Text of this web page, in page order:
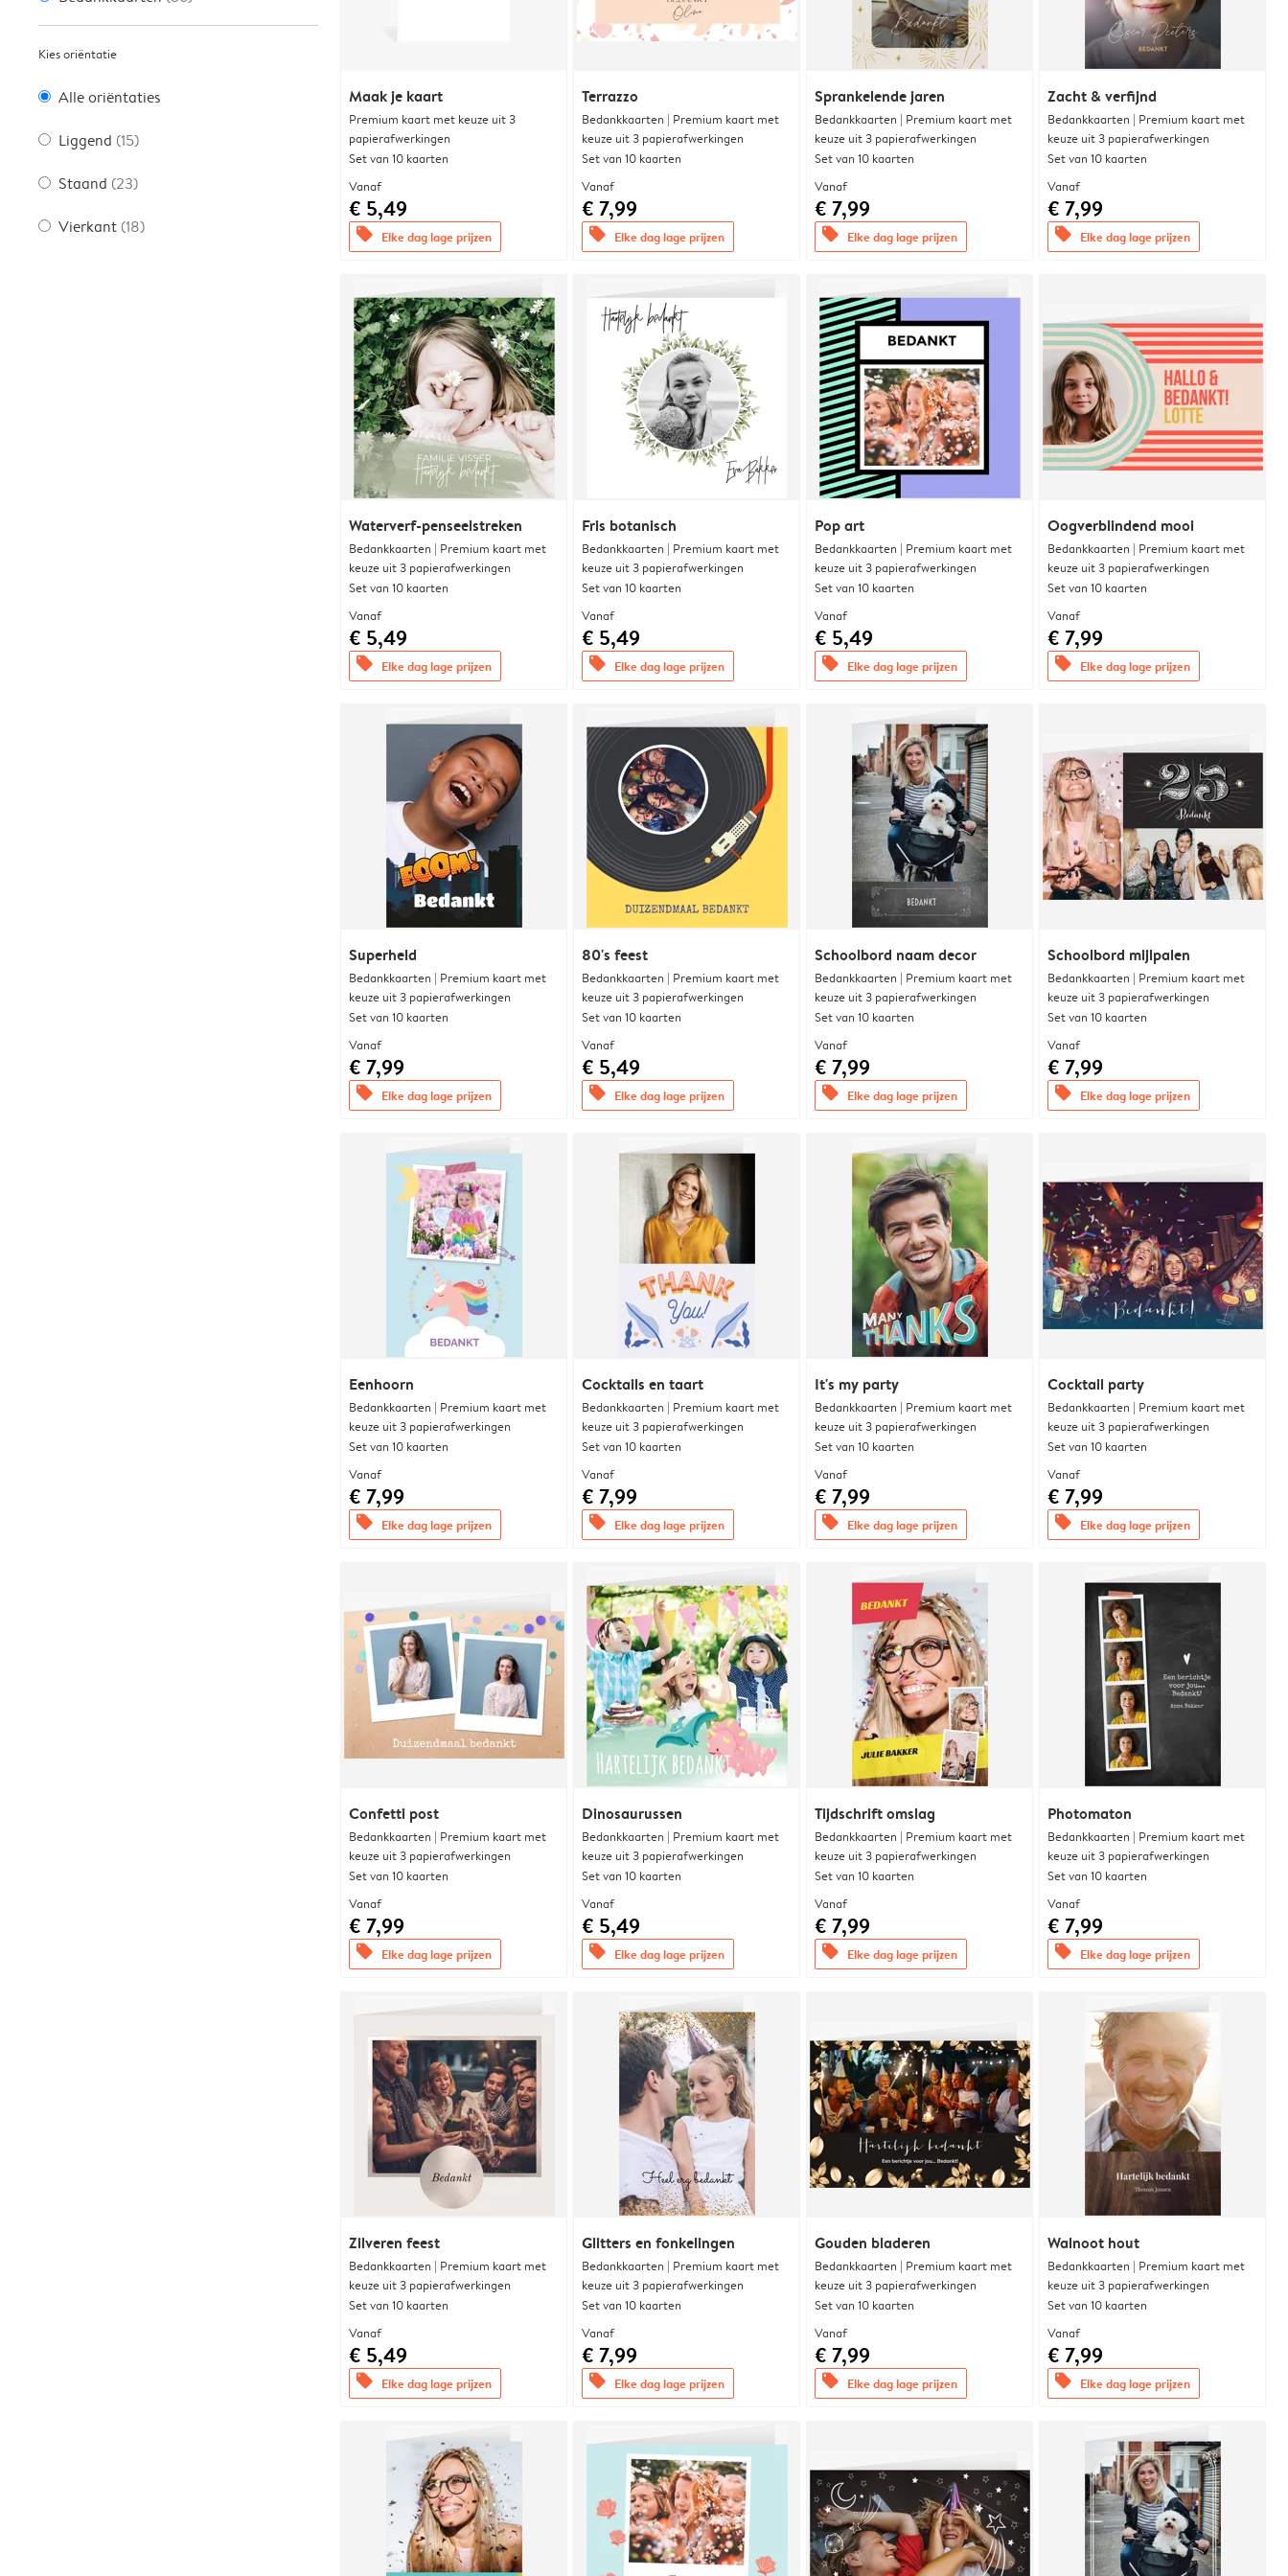
Kies oriëntatie
Alle oriëntaties
Liggend (15)
Staand (23)
Vierkant (18)
Maak je kaart
Premium kaart met keuze uit 3
papierafwerkingen
Set van 10 kaarten
Vanaf
€ 5,49
offers Elke dag lage prijzen
Terrazzo
Bedankkaarten | Premium kaart met
keuze uit 3 papierafwerkingen
Set van 10 kaarten
Vanaf
€ 7,99
offers Elke dag lage prijzen
Sprankelende jaren
Bedankkaarten | Premium kaart met
keuze uit 3 papierafwerkingen
Set van 10 kaarten
Vanaf
€ 7,99
offers Elke dag lage prijzen
Zacht & verfijnd
Bedankkaarten | Premium kaart met
keuze uit 3 papierafwerkingen
Set van 10 kaarten
Vanaf
€ 7,99
offers Elke dag lage prijzen
Waterverf-penseelstreken
Bedankkaarten | Premium kaart met
keuze uit 3 papierafwerkingen
Set van 10 kaarten
Vanaf
€ 5,49
offers Elke dag lage prijzen
Fris botanisch
Bedankkaarten | Premium kaart met
keuze uit 3 papierafwerkingen
Set van 10 kaarten
Vanaf
€ 5,49
offers Elke dag lage prijzen
Pop art
Bedankkaarten | Premium kaart met
keuze uit 3 papierafwerkingen
Set van 10 kaarten
Vanaf
€ 5,49
offers Elke dag lage prijzen
Oogverblindend mooi
Bedankkaarten | Premium kaart met
keuze uit 3 papierafwerkingen
Set van 10 kaarten
Vanaf
€ 7,99
offers Elke dag lage prijzen
Superheld
Bedankkaarten | Premium kaart met
keuze uit 3 papierafwerkingen
Set van 10 kaarten
Vanaf
€ 7,99
offers Elke dag lage prijzen
80's feest
Bedankkaarten | Premium kaart met
keuze uit 3 papierafwerkingen
Set van 10 kaarten
Vanaf
€ 5,49
offers Elke dag lage prijzen
Schoolbord naam decor
Bedankkaarten | Premium kaart met
keuze uit 3 papierafwerkingen
Set van 10 kaarten
Vanaf
€ 7,99
offers Elke dag lage prijzen
Schoolbord mijlpalen
Bedankkaarten | Premium kaart met
keuze uit 3 papierafwerkingen
Set van 10 kaarten
Vanaf
€ 7,99
offers Elke dag lage prijzen
Eenhoorn
Bedankkaarten | Premium kaart met
keuze uit 3 papierafwerkingen
Set van 10 kaarten
Vanaf
€ 7,99
offers Elke dag lage prijzen
Cocktails en taart
Bedankkaarten | Premium kaart met
keuze uit 3 papierafwerkingen
Set van 10 kaarten
Vanaf
€ 7,99
offers Elke dag lage prijzen
It's my party
Bedankkaarten | Premium kaart met
keuze uit 3 papierafwerkingen
Set van 10 kaarten
Vanaf
€ 7,99
offers Elke dag lage prijzen
Cocktail party
Bedankkaarten | Premium kaart met
keuze uit 3 papierafwerkingen
Set van 10 kaarten
Vanaf
€ 7,99
offers Elke dag lage prijzen
Confetti post
Bedankkaarten | Premium kaart met
keuze uit 3 papierafwerkingen
Set van 10 kaarten
Vanaf
€ 7,99
offers Elke dag lage prijzen
Dinosaurussen
Bedankkaarten | Premium kaart met
keuze uit 3 papierafwerkingen
Set van 10 kaarten
Vanaf
€ 5,49
offers Elke dag lage prijzen
Tijdschrift omslag
Bedankkaarten | Premium kaart met
keuze uit 3 papierafwerkingen
Set van 10 kaarten
Vanaf
€ 7,99
offers Elke dag lage prijzen
Photomaton
Bedankkaarten | Premium kaart met
keuze uit 3 papierafwerkingen
Set van 10 kaarten
Vanaf
€ 7,99
offers Elke dag lage prijzen
Zilveren feest
Bedankkaarten | Premium kaart met
keuze uit 3 papierafwerkingen
Set van 10 kaarten
Vanaf
€ 5,49
offers Elke dag lage prijzen
Glitters en fonkelingen
Bedankkaarten | Premium kaart met
keuze uit 3 papierafwerkingen
Set van 10 kaarten
Vanaf
€ 7,99
offers Elke dag lage prijzen
Gouden bladeren
Bedankkaarten | Premium kaart met
keuze uit 3 papierafwerkingen
Set van 10 kaarten
Vanaf
€ 7,99
offers Elke dag lage prijzen
Walnoot hout
Bedankkaarten | Premium kaart met
keuze uit 3 papierafwerkingen
Set van 10 kaarten
Vanaf
€ 7,99
offers Elke dag lage prijzen